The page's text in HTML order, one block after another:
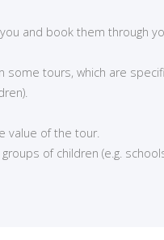
and book them through
tours, which are
value of the tour.
of children (e.g.